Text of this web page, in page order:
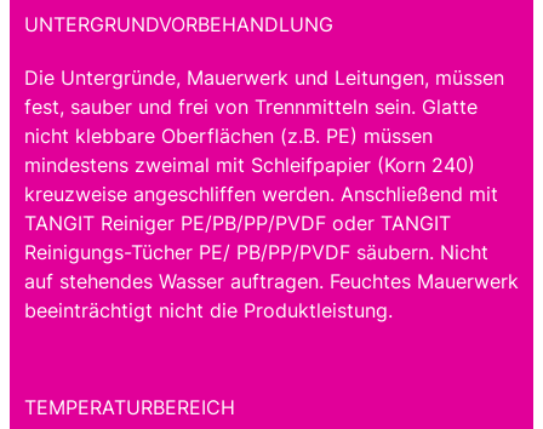
UNTERGRUNDVORBEHANDLUNG
Die Untergründe, Mauerwerk und Leitungen, müssen
fest, sauber und frei von Trennmitteln sein. Glatte
nicht klebbare Oberflächen (z.B. PE) müssen
mindestens zweimal mit Schleifpapier (Korn 240)
kreuzweise angeschliffen werden. Anschließend mit
TANGIT Reiniger PE/PB/PP/PVDF oder TANGIT
Reinigungs-Tücher PE/ PB/PP/PVDF säubern. Nicht
auf stehendes Wasser auftragen. Feuchtes Mauerwerk
beeinträchtigt nicht die Produktleistung.
TEMPERATURBEREICH